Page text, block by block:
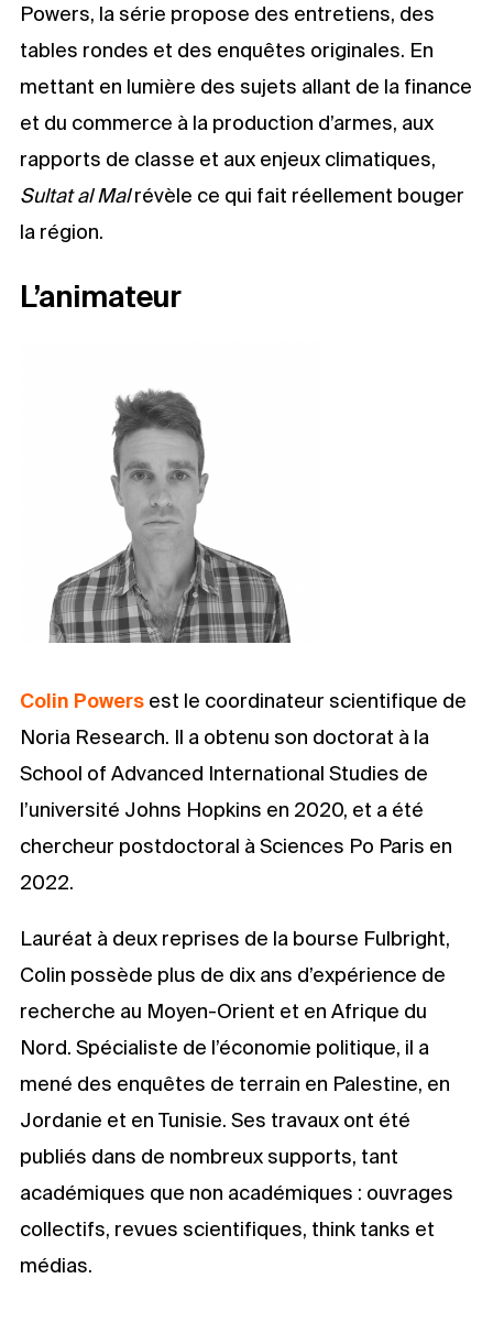
Powers, la série propose des entretiens, des
tables rondes et des enquêtes originales. En
mettant en lumière des sujets allant de la finance
et du commerce à la production d’armes, aux
rapports de classe et aux enjeux climatiques,
Sultat al Malrévèle ce qui fait réellement bouger
la région.
L’animateur
Colin Powers est le coordinateur scientifique de
Noria Research. Il a obtenu son doctorat à la
School of Advanced International Studies de
l’université Johns Hopkins en 2020, et a été
chercheur postdoctoral à Sciences Po Paris en
2022.
Lauréat à deux reprises de la bourse Fulbright,
Colin possède plus de dix ans d’expérience de
recherche au Moyen-Orient et en Afrique du
Nord. Spécialiste de l’économie politique, il a
mené des enquêtes de terrain en Palestine, en
Jordanie et en Tunisie. Ses travaux ont été
publiés dans de nombreux supports, tant
académiques que non académiques : ouvrages
collectifs, revues scientifiques, think tanks et
médias.